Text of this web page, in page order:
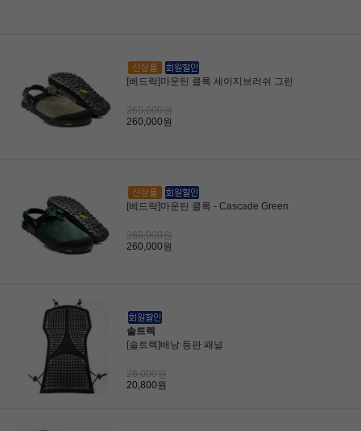
[베드락]마운틴 클록 세이지브러쉬 그린
260,000원
260,000원
[베드락]마운틴 클록 - Cascade Green
260,000원
260,000원
솔트렉
[솔트렉]배낭 등판 패널
26,000원
20,800원